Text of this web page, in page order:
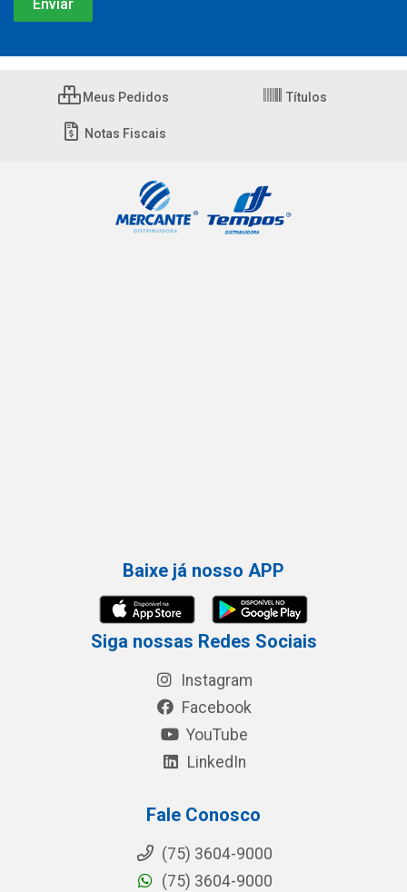
Meus Pedidos Títulos
Notas Fiscais
Baixe já nosso APP
Siga nossas Redes Sociais
Instagram
Facebook
YouTube
LinkedIn
Fale Conosco
(75) 3604-9000
(75) 3604-9000